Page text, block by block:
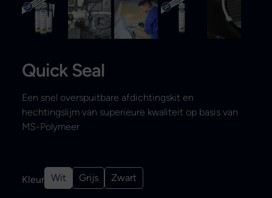
Quick Seal
Een snel overspuitbare afdichtingskit en
hechtingslijm van superieure kwaliteit op basis van
MS-Polymeer
Kleur Wit Grijs Zwart